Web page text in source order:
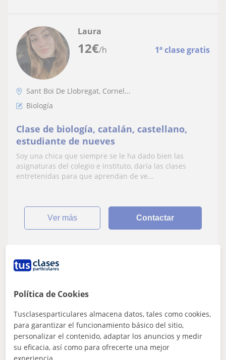
12€/h 1ª clase gratis
Laura
Sant Boi De Llobregat, Cornel...
Biología
Clase de biología, catalán, castellano,
estudiante de nueves
Soy una chica que siempre se le ha dado bien las
asignaturas del colegio e instituto, daría las clases
entretenidas para que aprendan de ve...
ver más Contactar
Sant Boi De Llobregat, Cornel...
Matemáticas: Matemáticas básicas
Política de Cookies
Tusclasesparticulares almacena datos, tales como cookies,
para garantizar el funcionamiento básico del sitio,
personalizar el contenido, adaptar los anuncios y medir
su eficacia, así como para ofrecerte una mejor
experiencia.